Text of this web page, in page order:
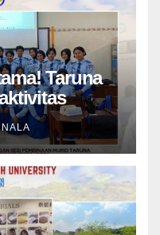
Taruna
dan Tes